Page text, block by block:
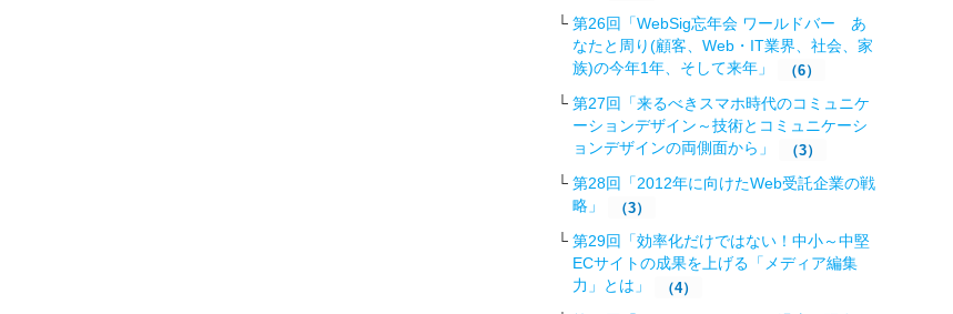
第26回「WebSig忘年会 ワールドバー あ
なたと周り(顧客、Web・IT業界、社会、家
族)の今年1年、そして来年」
（6）
第27回「来るべきスマホ時代のコミュニケ
ーションデザイン～技術とコミュニケーシ
ョンデザインの両側面から」
（3）
第28回「2012年に向けたWeb受託企業の戦
略 」
（3）
第29回「効率化だけではない！中小～中堅
ECサイトの成果を上げる「メディア編集
力」とは」
（4）